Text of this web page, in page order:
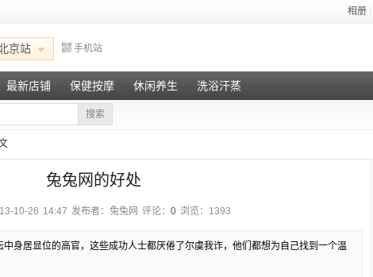
相册
京站 手机站
最新店铺 保健按摩 休闲养生 洗浴汗蒸
搜索
兔兔网的好处
10-26 14:47 发布者：兔兔网 评论： 0 浏览：1393
身居显位的高官，这些成功人士都厌倦了尔虞我诈，他们都想为自己找到一个温